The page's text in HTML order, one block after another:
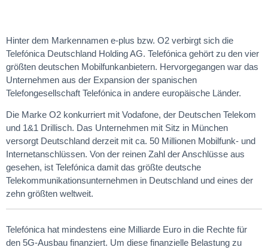
Hinter dem Markennamen e-plus bzw. O2 verbirgt sich die
Telefónica Deutschland Holding AG. Telefónica gehört zu den vier
größten deutschen Mobilfunkanbietern. Hervorgegangen war das
Unternehmen aus der Expansion der spanischen
Telefongesellschaft Telefónica in andere europäische Länder.
Die Marke O2 konkurriert mit Vodafone, der Deutschen Telekom
und 1&1 Drillisch. Das Unternehmen mit Sitz in München
versorgt Deutschland derzeit mit ca. 50 Millionen Mobilfunk- und
Internetanschlüssen. Von der reinen Zahl der Anschlüsse aus
gesehen, ist Telefónica damit das größte deutsche
Telekommunikationsunternehmen in Deutschland und eines der
zehn größten weltweit.
Telefónica hat mindestens eine Milliarde Euro in die Rechte für
den 5G-Ausbau finanziert. Um diese finanzielle Belastung zu